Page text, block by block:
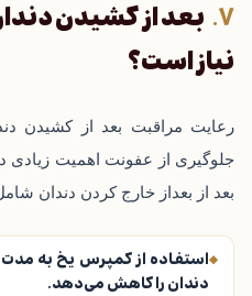
بعد از کشیدن
نیاز است؟
رعایت مراقبت بعد از کشیدن
جلوگیری از عفونت اهمیت زیادی
بعد از بعداز خارج کردن دندان
دندان را کاهش می‌دهد.